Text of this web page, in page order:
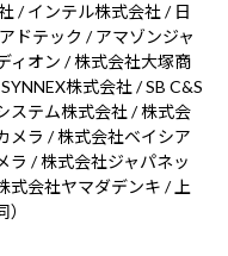
/ インテル株式会社 / 日
ドテック / アマゾンジャ
ィオン / 株式会社大塚商
株式会社 / SB C&S
ステム株式会社 / 株式会
メラ / 株式会社ベイシア
ラ / 株式会社ジャパネッ
式会社ヤマダデンキ / 上